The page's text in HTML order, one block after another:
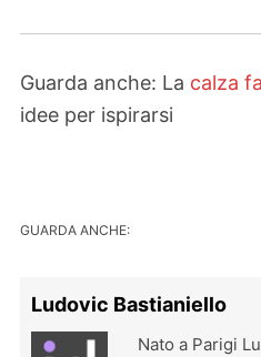
Guarda anche: La calza
idee per ispirarsi
GUARDA ANCHE:
Ludovic Bastianiello
Nato a Parigi